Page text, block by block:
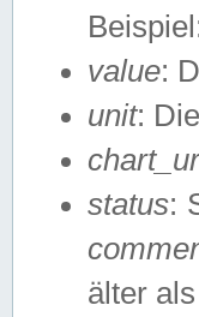
value:
unit:
status:
älter